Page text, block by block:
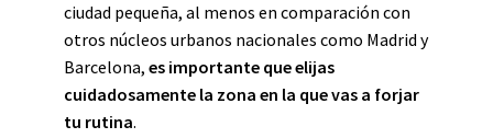
ciudad pequeña, al menos en comparación con
otros núcleos urbanos nacionales como Madrid y
Barcelona, es importante que elijas
cuidadosamente la zona en la que vas a forjar
tu rutina.